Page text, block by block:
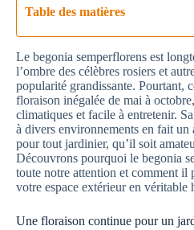
Table des matières
Le begonia semperflorens est
l’ombre des célèbres rosiers et
popularité grandissante. Pourtant,
floraison inégalée de mai à
climatiques et facile à entretenir.
à divers environnements en fait
pour tout jardinier, qu’il soit
Découvrons pourquoi le begonia
toute notre attention et comment il
votre espace extérieur en véritable
Une floraison continue pour un